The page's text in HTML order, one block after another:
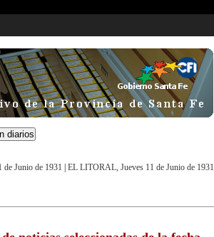
Junio de 1931 EL LITORAL, Jueves 11 de Junio de 1931